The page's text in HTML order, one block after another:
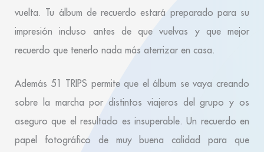
vuelta. Tu álbum de recuerdo estará preparado para su
impresión incluso antes de que vuelvas y que mejor
recuerdo que tenerlo nada más aterrizar en casa.
Además 51 TRIPS permite que el álbum se vaya creando
sobre la marcha por distintos viajeros del grupo y os
aseguro que el resultado es insuperable. Un recuerdo en
papel fotográfico de muy buena calidad para que